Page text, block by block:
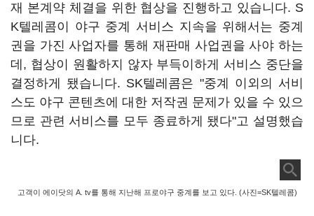
재 본계약 체결을 위한 협상을 진행하고 있습니다. S
K텔레콤이 야구 중계 서비스 지속을 위해서는 중계
권을 가진 사업자를 통해 재판매 사업권을 사야 하는
데, 협상이 원활하지 않자 부득이하게 서비스 중단을
결정하게 됐습니다. SK텔레콤은 "중계 이외의 서비
스도 야구 콘텐츠에 대한 저작권 문제가 있을 수 있으
므로 관련 서비스를 모두 종료하게 됐다"고 설명했습
니다.
고객이 에이닷의 A. tv를 통해 지난해 프로야구 중계를 보고 있다. (사진=SK텔레콤)